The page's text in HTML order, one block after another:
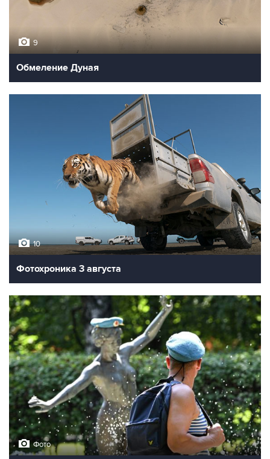
9
Обмеление Дуная
10
Фотохроника 3 августа
Фото